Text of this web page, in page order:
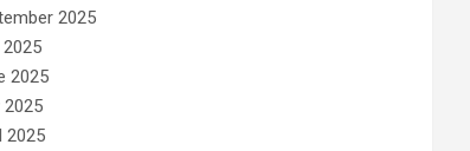
2025
2025
2025
2025